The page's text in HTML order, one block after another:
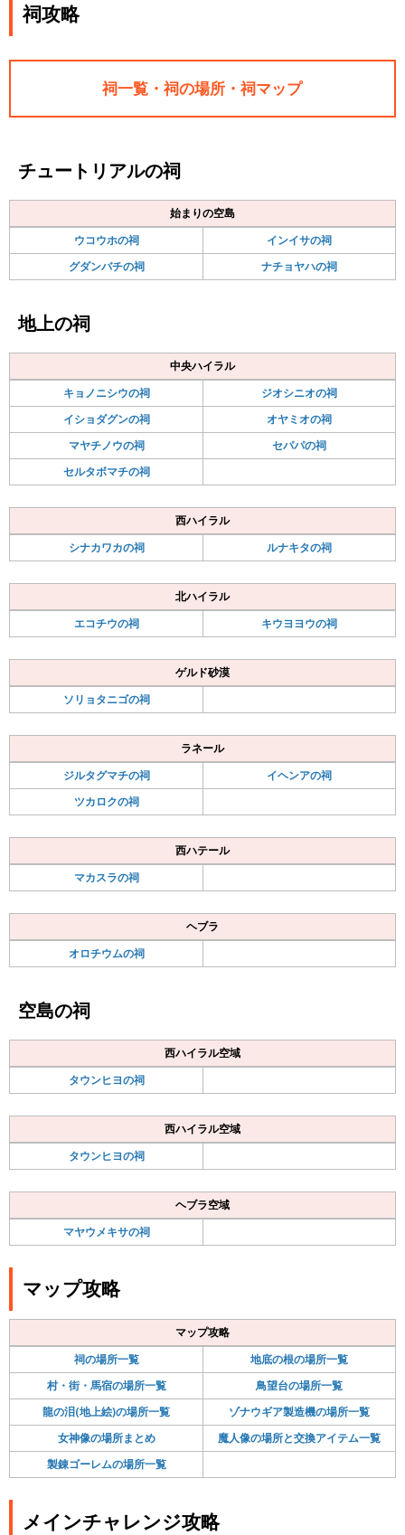
祠攻略
祠一覧・祠の場所・祠マップ
チュートリアルの祠
始まりの空島
ウコウホの祠
インイサの祠
グダンバチの祠
ナチョヤハの祠
地上の祠
中央ハイラル
キョノニシウの祠
ジオシニオの祠
イショダグンの祠
オヤミオの祠
マヤチノウの祠
セパパの祠
セルタボマチの祠
西ハイラル
シナカワカの祠
ルナキタの祠
北ハイラル
エコチウの祠
キウヨヨウの祠
ゲルド砂漠
ソリョタニゴの祠
ラネール
ジルタグマチの祠
イヘンアの祠
ツカロクの祠
西ハテール
マカスラの祠
ヘブラ
オロチウムの祠
空島の祠
西ハイラル空域
タウンヒヨの祠
西ハイラル空域
タウンヒヨの祠
ヘブラ空域
マヤウメキサの祠
マップ攻略
マップ攻略
祠の場所一覧
地底の根の場所一覧
村・街・馬宿の場所一覧
鳥望台の場所一覧
龍の泪(地上絵)の場所一覧
ゾナウギア製造機の場所一覧
女神像の場所まとめ
魔人像の場所と交換アイテム一覧
製錬ゴーレムの場所一覧
メインチャレンジ攻略